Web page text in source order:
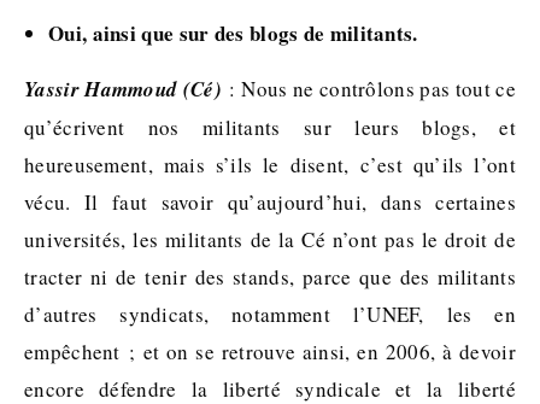
Oui, ainsi que sur des blogs de militants.
Yassir Hammoud (Cé) : Nous ne contrôlons pas tout ce
qu’écrivent nos militants sur leurs blogs, et
heureusement, mais s’ils le disent, c’est qu’ils l’ont
vécu. Il faut savoir qu’aujourd’hui, dans certaines
universités, les militants de la Cé n’ont pas le droit de
tracter ni de tenir des stands, parce que des militants
d’autres syndicats, notamment l’UNEF, les en
empêchent ; et on se retrouve ainsi, en 2006, à devoir
encore défendre la liberté syndicale et la liberté